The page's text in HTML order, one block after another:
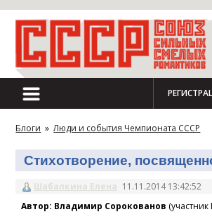
Блоги » Люди и события Чемпионата СССР
Стихотворение,
Шабалкина Елена 11.11.2014 13:42:52
Автор: Владимир Сорокованов